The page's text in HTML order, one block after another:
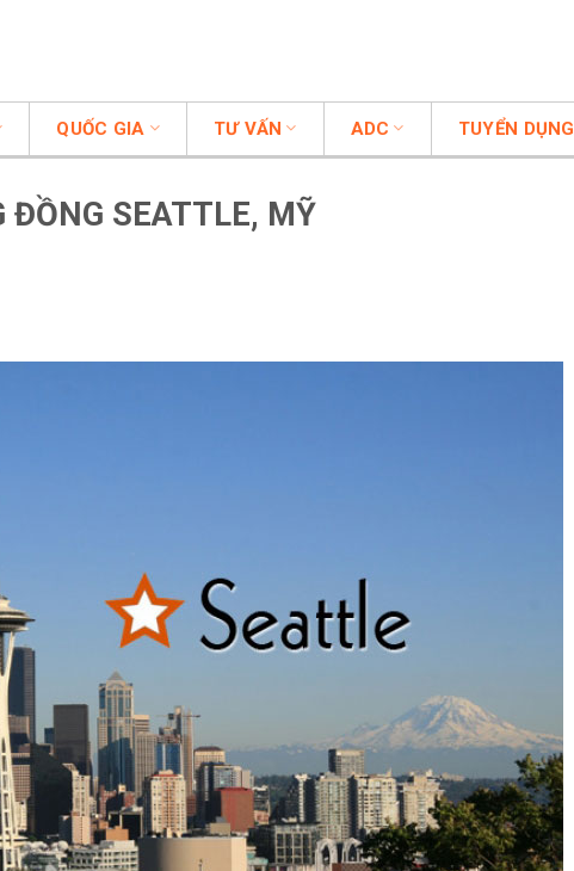
QUỐC GIA TƯ VẤN ADC TUYỂN DỤNG
ĐỒNG SEATTLE, MỸ